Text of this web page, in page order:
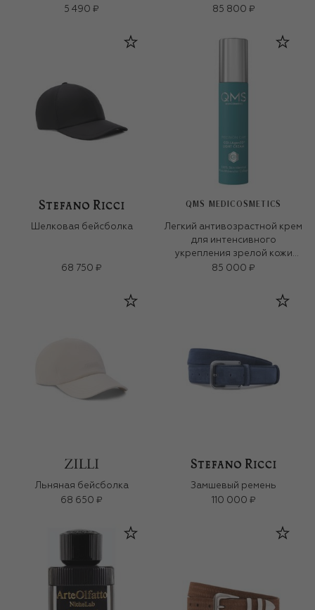
5 490 ₽ 85 800 ₽
Шелковая бейсболка
68 750 ₽
QMS MEDICOSMETICS
Легкий антивозрастной крем
для интенсивного
укрепления зрелой кожи
«3D-коллаген» (50ml)
85 000 ₽
Льняная бейсболка
68 650 ₽
Замшевый ремень
110 000 ₽